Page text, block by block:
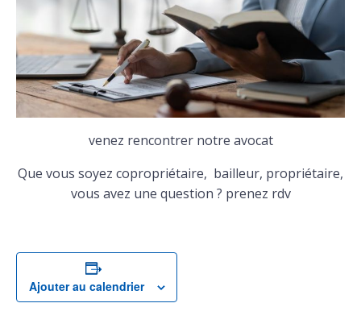
venez rencontrer notre avocat
Que vous soyez copropriétaire, bailleur, propriétaire,
vous avez une question ? prenez rdv
Ajouter au calendrier